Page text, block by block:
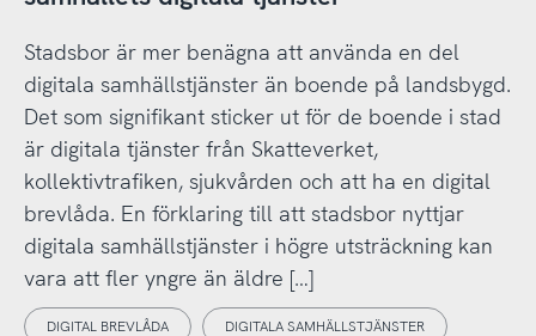
Stadsbor är mer benägna att använda en del
digitala samhällstjänster än boende på landsbygd.
Det som signifikant sticker ut för de boende i stad
är digitala tjänster från Skatteverket,
kollektivtrafiken, sjukvården och att ha en digital
brevlåda. En förklaring till att stadsbor nyttjar
digitala samhällstjänster i högre utsträckning kan
vara att fler yngre än äldre […]
DIGITAL BREVLÅDA DIGITALA SAMHÄLLSTJÄNSTER